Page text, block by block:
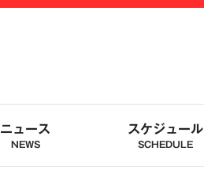
ニュース
NEWS
スケジュール
SCHEDULE